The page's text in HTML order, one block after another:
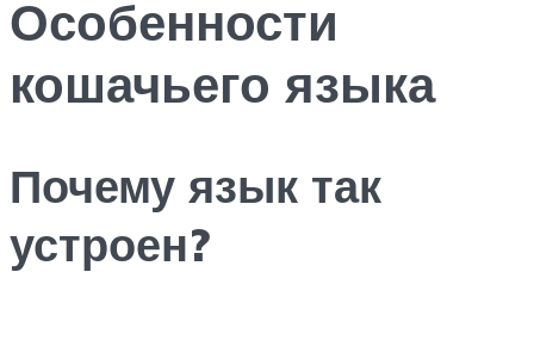
Особенности
кошачьего языка
Почему язык так
устроен?